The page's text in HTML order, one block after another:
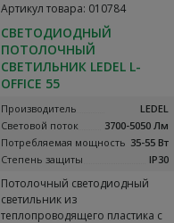
Артикул товара: 010784
СВЕТОДИОДНЫЙ
ПОТОЛОЧНЫЙ
СВЕТИЛЬНИК LEDEL L-
OFFICE 55
Производитель
LEDEL
Световой поток
3700-5050 Лм
Потребляемая мощность 35-55 Вт
Степень защиты
IP30
Потолочный светодиодный
светильник из
теплопроводящего пластика с